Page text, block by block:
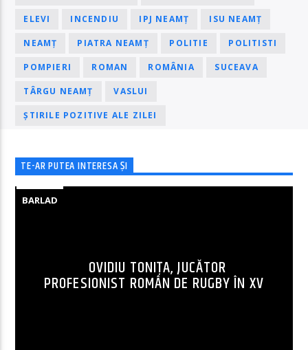
ELEVI INCENDIU IPJ NEAMȚ ISU NEAMȚ
NEAMȚ PIATRA NEAMȚ POLITIE POLITISTI
POMPIERI ROMAN ROMÂNIA SUCEAVA
TÂRGU NEAMȚ VASLUI
ȘTIRILE POZITIVE ALE ZILEI
TE-AR PUTEA INTERESA ȘI
BARLAD
OVIDIU TONIȚA, JUCĂTOR
PROFESIONIST ROMÂN DE RUGBY ÎN XV